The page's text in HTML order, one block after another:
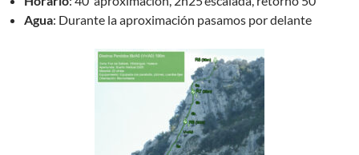
Agua: Durante la aproximación pasamos por delante